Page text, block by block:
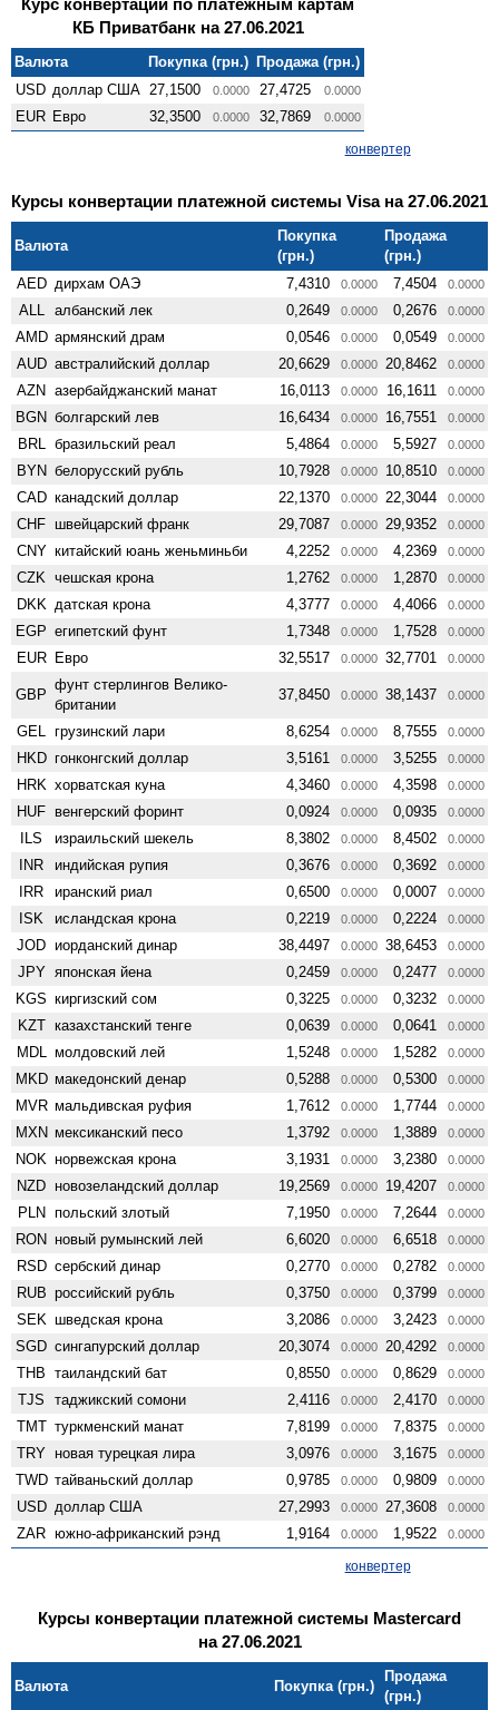
КБ Приватбанк на 27.06.2021
Валюта Покупка (грн.) Продажа (грн.)
USD доллар США 27,1500 0.0000 27,4725 0.0000
EUR Евро 32,3500 0.0000 32,7869 0.0000
конвертер
Курсы конвертации платежной системы Visa на 27.06.2021
Валюта
Покупка
(грн.)
Продажа
(грн.)
AED дирхам ОАЭ 7,4310 0.0000 7,4504 0.0000
ALL албанский лек 0,2649 0.0000 0,2676 0.0000
AMD армянский драм 0,0546 0.0000 0,0549 0.0000
AUD австралийский доллар 20,6629 0.0000 20,8462 0.0000
AZN азербайджанский манат 16,0113 0.0000 16,1611 0.0000
BGN болгарский лев 16,6434 0.0000 16,7551 0.0000
BRL бразильский реал 5,4864 0.0000 5,5927 0.0000
BYN белорусский рубль 10,7928 0.0000 10,8510 0.0000
CAD канадский доллар 22,1370 0.0000 22,3044 0.0000
CHF швейцарский франк 29,7087 0.0000 29,9352 0.0000
CNY китайский юань женьминьби 4,2252 0.0000 4,2369 0.0000
CZK чешская крона 1,2762 0.0000 1,2870 0.0000
DKK датская крона 4,3777 0.0000 4,4066 0.0000
EGP египетский фунт 1,7348 0.0000 1,7528 0.0000
EUR Евро 32,5517 0.0000 32,7701 0.0000
GBP
фунт стерлингов Велико­
британии
37,8450 0.0000 38,1437 0.0000
GEL грузинский лари 8,6254 0.0000 8,7555 0.0000
HKD гонконгский доллар 3,5161 0.0000 3,5255 0.0000
HRK хорватская куна 4,3460 0.0000 4,3598 0.0000
HUF венгерский форинт 0,0924 0.0000 0,0935 0.0000
ILS израильский шекель 8,3802 0.0000 8,4502 0.0000
INR индийская рупия 0,3676 0.0000 0,3692 0.0000
IRR иранский риал 0,6500 0.0000 0,0007 0.0000
ISK исландская крона 0,2219 0.0000 0,2224 0.0000
JOD иорданский динар 38,4497 0.0000 38,6453 0.0000
JPY японская йена 0,2459 0.0000 0,2477 0.0000
KGS киргизский сом 0,3225 0.0000 0,3232 0.0000
KZT казахстанский тенге 0,0639 0.0000 0,0641 0.0000
MDL молдовский лей 1,5248 0.0000 1,5282 0.0000
MKD македонский денар 0,5288 0.0000 0,5300 0.0000
MVR мальдивская руфия 1,7612 0.0000 1,7744 0.0000
MXN мексиканский песо 1,3792 0.0000 1,3889 0.0000
NOK норвежская крона 3,1931 0.0000 3,2380 0.0000
NZD ново­зеландский доллар 19,2569 0.0000 19,4207 0.0000
PLN польский злотый 7,1950 0.0000 7,2644 0.0000
RON новый румынский лей 6,6020 0.0000 6,6518 0.0000
RSD сербский динар 0,2770 0.0000 0,2782 0.0000
RUB российский рубль 0,3750 0.0000 0,3799 0.0000
SEK шведская крона 3,2086 0.0000 3,2423 0.0000
SGD сингапурский доллар 20,3074 0.0000 20,4292 0.0000
THB таиландский бат 0,8550 0.0000 0,8629 0.0000
TJS таджикский сомони 2,4116 0.0000 2,4170 0.0000
TMT туркменский манат 7,8199 0.0000 7,8375 0.0000
TRY новая турецкая лира 3,0976 0.0000 3,1675 0.0000
TWD тайваньский доллар 0,9785 0.0000 0,9809 0.0000
USD доллар США 27,2993 0.0000 27,3608 0.0000
ZAR южно-африканский рэнд 1,9164 0.0000 1,9522 0.0000
конвертер
Курсы конвертации платежной системы Mastercard
на 27.06.2021
Валюта Покупка (грн.)
Продажа
(грн.)